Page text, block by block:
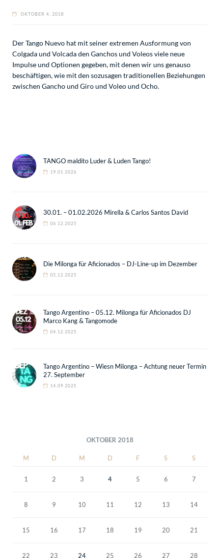
OKTOBER 4, 2018
Der Tango Nuevo hat mit seiner extremen Ausformung von
Colgada und Volcada den Ganchos und Voleos viele neue
Impulse und Optionen gegeben, mit denen wir uns genauso
beschäftigen, wie mit den sozusagen traditionellen Beziehungen
zwischen Gancho und Giro und Voleo und Ocho.
TANGO maldito Luder & Luden Tango!
19.01.2026
30.01. – 01.02.2026 Mirella & Carlos Santos David
06.12.2025
Die Milonga für Aficionados – DJ-Line-up im Dezember
05.12.2025
Tango Argentino – 05.12. Milonga für Aficionados DJ
Marco Kang & Tangomode
04.12.2025
Tango Argentino – Wiesn Milonga – Achtung neuer Termin
27. September
14.09.2025
OKTOBER 2018
M D M D F S S
1 2 3 4 5 6 7
8 9 10 11 12 13 14
15 16 17 18 19 20 21
22 23 24 25 26 27 28